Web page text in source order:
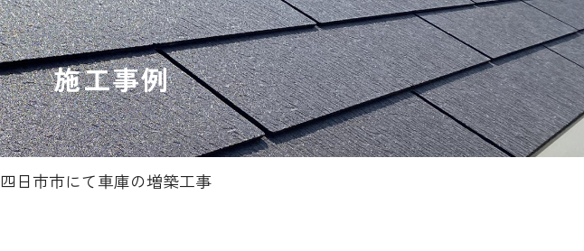
施工事例
四日市市にて車庫の増築工事